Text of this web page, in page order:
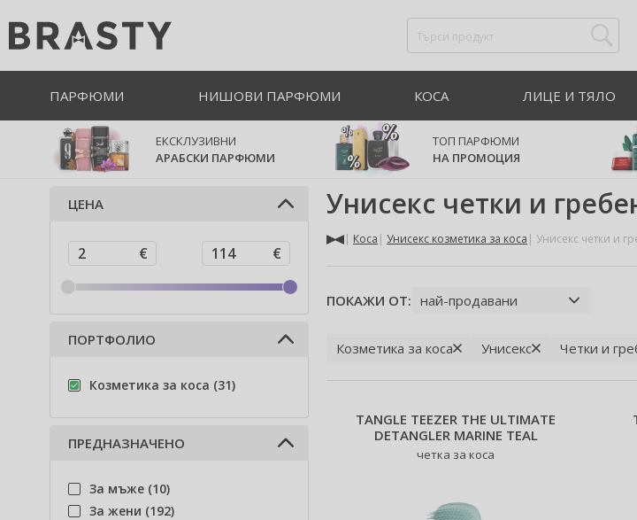
ПАРФЮМИ НИШОВИ ПАРФЮМИ КОСА ЛИЦЕ И ТЯЛО
ЕКСКЛУЗИВНИ
АРАБСКИ ПАРФЮМИ
ТОП ПАРФЮМИ
НА ПРОМОЦИЯ
Унисекс четки и
Коса Унисекс козметика за коса Унисекс четки и
ПОКАЖИ ОТ:
Козметика за коса Унисекс Четки и
TANGLE TEEZER THE ULTIMATE
DETANGLER MARINE TEAL
четка за коса
ЦЕНА
ПОРТФОЛИО
Козметика за коса (31)
ПРЕДНАЗНАЧЕНО
За мъже (10)
За жени (192)